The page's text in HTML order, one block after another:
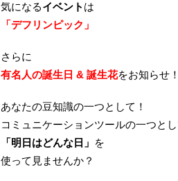
気になるイベント は
「デフリンピック」
さらに
有名人の誕生日 & 誕生花をお知らせ
あなたの豆知識の一つとして！
コミュニケーションツールの一つと
「明日はどんな日」 を
使って見ませんか？